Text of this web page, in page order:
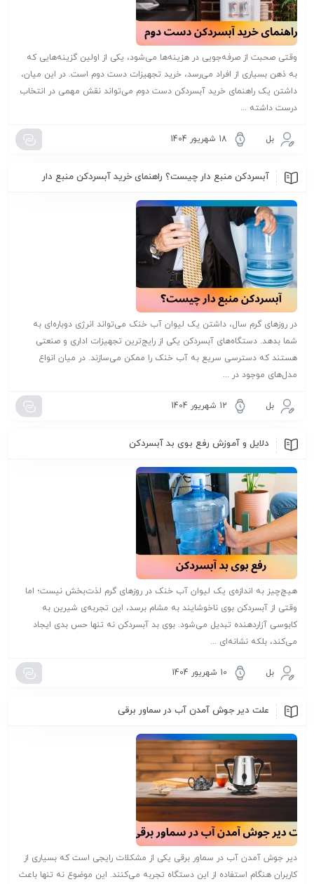
وقتی صحبت از صرفه‌جویی در هزینه‌ها می‌شود، یکی از اولین گزینه‌هایی که
به ذهن بسیاری از افراد می‌رسد، خرید تجهیزات دست دوم است. در این میان،
داشتن یک راهنمای خرید آبسردکن دست دوم می‌تواند نقش مهمی در انتخاب
درست داشته ...
بل 18 شهریور 1404
آبسردکن منبع دار چیست؟ راهنمای خرید آبسردکن منبع دار
در روزهای گرم سال، داشتن یک لیوان آب خنک می‌تواند انرژی دوباره‌ای به
شما بدهد. دستگاه‌های آبسردکن یکی از رایج‌ترین تجهیزات اداری و صنعتی
هستند که دسترسی سریع به آب خنک را ممکن می‌سازند. در میان انواع
مدل‌های موجود در ...
بل 12 شهریور 1404
دلایل و آموزش رفع بوی بد آبسردکن
هیچ‌چیز به اندازه‌ی یک لیوان آب خنک در روزهای گرم لذت‌بخش نیست؛ اما
وقتی از آبسردکن بوی ناخوشایند به مشام برسد، این تجربه‌ی شیرین به
کابوسی آزاردهنده تبدیل می‌شود. بوی بد آبسردکن نه تنها حس بدی ایجاد
می‌کند، بلکه نشانه‌ای ...
بل 10 شهریور 1404
علت دیر جوش آمدن آب در سماور برقی
دیر جوش آمدن آب در سماور برقی یکی از مشکلات رایجی است که بسیاری از
کاربران هنگام استفاده از این دستگاه تجربه می‌کنند. این موضوع نه تنها باعث